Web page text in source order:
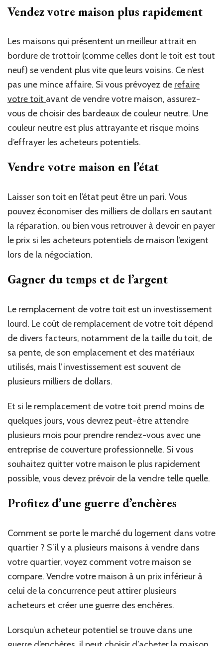
Vendez votre maison plus rapidement
Les maisons qui présentent un meilleur attrait en
bordure de trottoir (comme celles dont le toit est tout
neuf) se vendent plus vite que leurs voisins. Ce n’est
pas une mince affaire. Si vous prévoyez de refaire
votre toit avant de vendre votre maison, assurez-
vous de choisir des bardeaux de couleur neutre. Une
couleur neutre est plus attrayante et risque moins
d’effrayer les acheteurs potentiels.
Vendre votre maison en l’état
Laisser son toit en l’état peut être un pari. Vous
pouvez économiser des milliers de dollars en sautant
la réparation, ou bien vous retrouver à devoir en payer
le prix si les acheteurs potentiels de maison l’exigent
lors de la négociation.
Gagner du temps et de l’argent
Le remplacement de votre toit est un investissement
lourd. Le coût de remplacement de votre toit dépend
de divers facteurs, notamment de la taille du toit, de
sa pente, de son emplacement et des matériaux
utilisés, mais l’investissement est souvent de
plusieurs milliers de dollars.
Et si le remplacement de votre toit prend moins de
quelques jours, vous devrez peut-être attendre
plusieurs mois pour prendre rendez-vous avec une
entreprise de couverture professionnelle. Si vous
souhaitez quitter votre maison le plus rapidement
possible, vous devez prévoir de la vendre telle quelle.
Profitez d’une guerre d’enchères
Comment se porte le marché du logement dans votre
quartier ? S’il y a plusieurs maisons à vendre dans
votre quartier, voyez comment votre maison se
compare. Vendre votre maison à un prix inférieur à
celui de la concurrence peut attirer plusieurs
acheteurs et créer une guerre des enchères.
Lorsqu’un acheteur potentiel se trouve dans une